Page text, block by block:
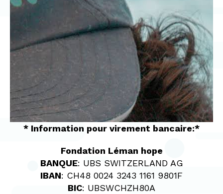
* Information pour virement bancaire:*
Fondation Léman hope
BANQUE: UBS SWITZERLAND AG
IBAN: CH48 0024 3243 1161 9801F
BIC: UBSWCHZH80A